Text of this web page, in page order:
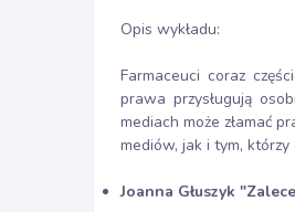
Opis wykładu:
Farmaceuci coraz
prawa przysługują
mediach może złamać
mediów, jak i tym,
Joanna Głuszyk